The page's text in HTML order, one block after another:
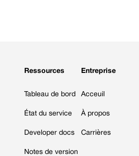
Ressources
Tableau de bord
État du service
Developer docs
Notes de version
Entreprise
Acceuil
À propos
Carrières